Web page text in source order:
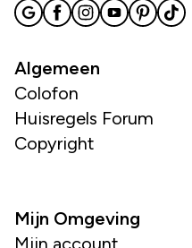
Algemeen
Colofon
Huisregels Forum
Copyright
Mijn Omgeving
Mijn account